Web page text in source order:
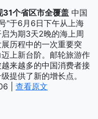
31个省区市全覆盖 中国
"于6月6日下午从上海
为期3天2晚的海上周
历程中的一次重要突
上新台阶。邮轮旅游作
来越多的中国消费者接
提供了新的增长点。
| 查看原文